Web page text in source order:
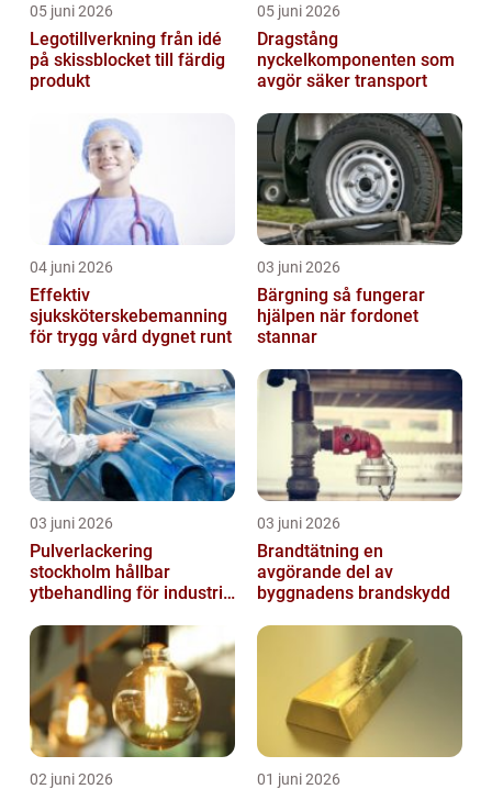
05 juni 2026
Legotillverkning från idé
på skissblocket till färdig
produkt
05 juni 2026
Dragstång
nyckelkomponenten som
avgör säker transport
04 juni 2026
Effektiv
sjuksköterskebemanning
för trygg vård dygnet runt
03 juni 2026
Bärgning så fungerar
hjälpen när fordonet
stannar
03 juni 2026
Pulverlackering
stockholm hållbar
ytbehandling för industri
03 juni 2026
Brandtätning en
avgörande del av
byggnadens brandskydd
02 juni 2026 01 juni 2026